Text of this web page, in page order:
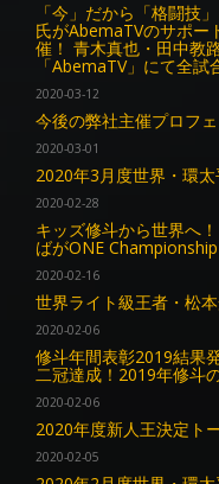
「今」だから「格闘技
氏がAbemaTVのサポー
催！ 青木真也・田中教
「AbemaTV」にて全試
2020-03-12
今後の弊社主催プロフ
2020-03-01
2020年3月度世界・環
2020-02-28
キッズ修斗から世界へ
ばがONE Championship
2020-02-16
世界ライト級王者・松
2020-02-06
修斗年間表彰2019結果
二冠達成！2019年修斗
2020-02-06
2020年度新人王決定ト
2020-02-05